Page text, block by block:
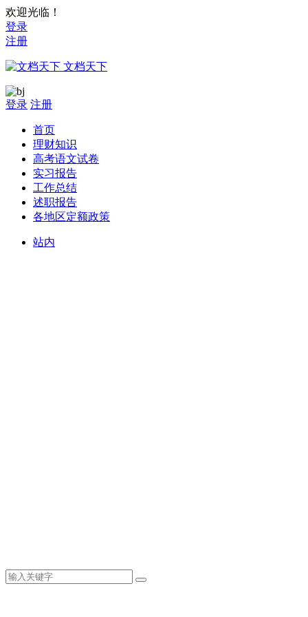
欢迎光临！
登录
注册
文档天下
登录 注册
首页
理财知识
高考语文试卷
实习报告
工作总结
述职报告
各地区定额政策
站内